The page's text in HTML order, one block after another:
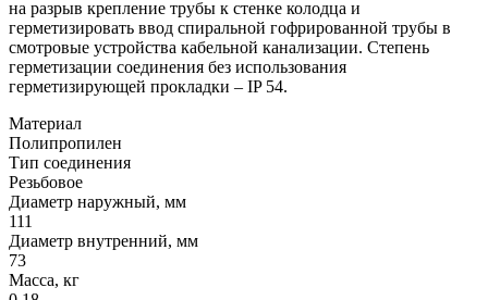
на разрыв крепление трубы к стенке колодца и
герметизировать ввод спиральной гофрированной трубы в
смотровые устройства кабельной канализации. Степень
герметизации соединения без использования
герметизирующей прокладки – IP 54.
Материал
Полипропилен
Тип соединения
Резьбовое
Диаметр наружный, мм
111
Диаметр внутренний, мм
73
Масса, кг